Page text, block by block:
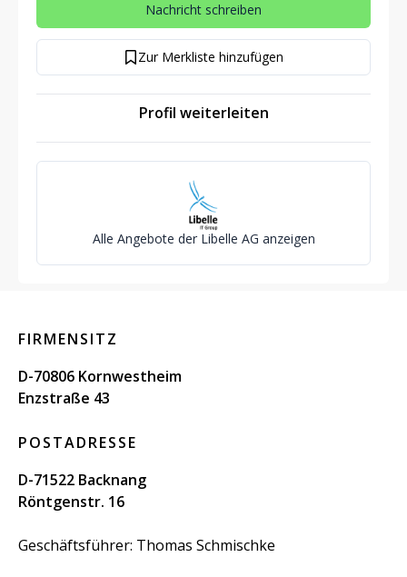
Nachricht schreiben
Zur Merkliste hinzufügen
Profil weiterleiten
Alle Angebote der Libelle AG anzeigen
FIRMENSITZ
D-70806 Kornwestheim
Enzstraße 43
POSTADRESSE
D-71522 Backnang
Röntgenstr. 16
Geschäftsführer: Thomas Schmischke